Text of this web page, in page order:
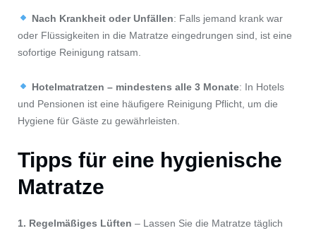
Nach Krankheit oder Unfällen: Falls jemand krank war
oder Flüssigkeiten in die Matratze eingedrungen sind, ist eine
sofortige Reinigung ratsam.
Hotelmatratzen – mindestens alle 3 Monate: In Hotels
und Pensionen ist eine häufigere Reinigung Pflicht, um die
Hygiene für Gäste zu gewährleisten.
Tipps für eine hygienische
Matratze
1. Regelmäßiges Lüften – Lassen Sie die Matratze täglich